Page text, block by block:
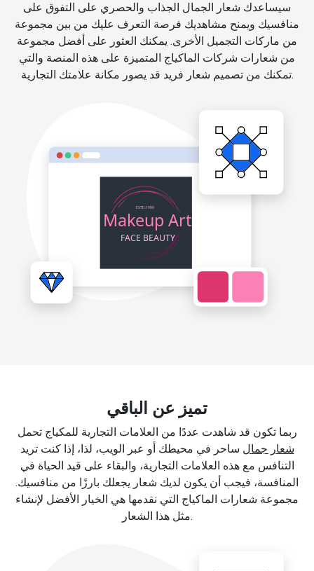
سيساعدك شعار الجمال الجذاب والحصري على التفوق على
منافسيك ويمنح مشاهديك فرصة التعرف عليك من بين مجموعة
من ماركات التجميل الأخرى. يمكنك العثور على أفضل مجموعة
من شعارات شركات الماكياج المتميزة على هذه المنصة والتي
تمكنك من تصميم شعار فريد قد يصور مكانة علامتك التجارية.
تميز عن الباقي
ربما تكون قد شاهدت عددًا من العلامات التجارية للمكياج تحمل
شعار جمال ساحر في محيطك أو عبر الويب، لذا، إذا كنت تريد
التنافس مع هذه العلامات التجارية، والبقاء على قيد الحياة في
المنافسة، فيجب أن يكون لديك شعار يجعلك بارزًا من منافسيك.
مجموعة شعارات الماكياج التي نقدمها هي الخيار الأفضل لإنشاء
مثل هذا الشعار.